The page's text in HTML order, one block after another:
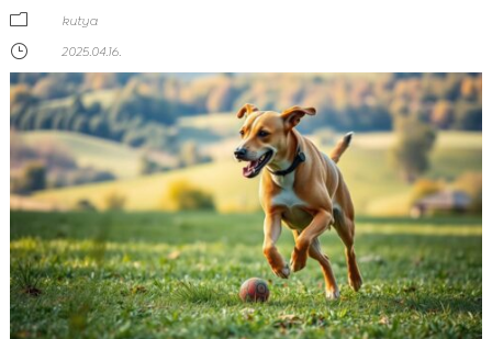
m
kutya
}
2025.04.16.